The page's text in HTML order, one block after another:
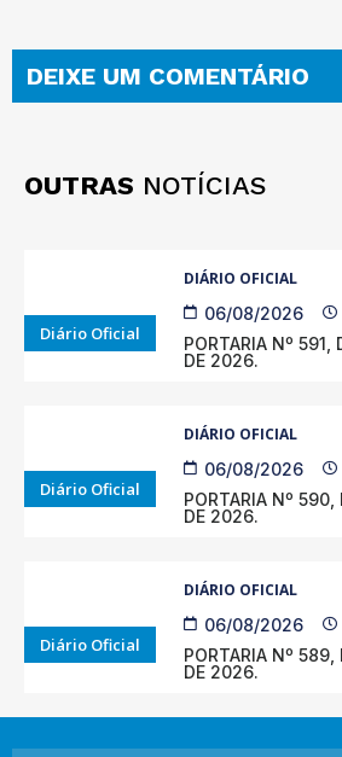
DEIXE UM COMENTÁRIO
OUTRAS NOTÍCIAS
Diário Oficial
DIÁRIO OFICIAL
06/08/2026
PORTARIA Nº 591,
DE 2026.
Diário Oficial
DIÁRIO OFICIAL
06/08/2026
PORTARIA Nº 590,
DE 2026.
Diário Oficial
DIÁRIO OFICIAL
06/08/2026
PORTARIA Nº 589,
DE 2026.